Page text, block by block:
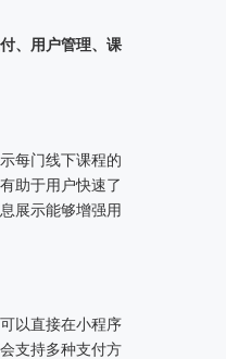
、用户管理、课
每门线下课程的
助于用户快速了
展示能够增强用
以直接在小程序
支持多种支付方